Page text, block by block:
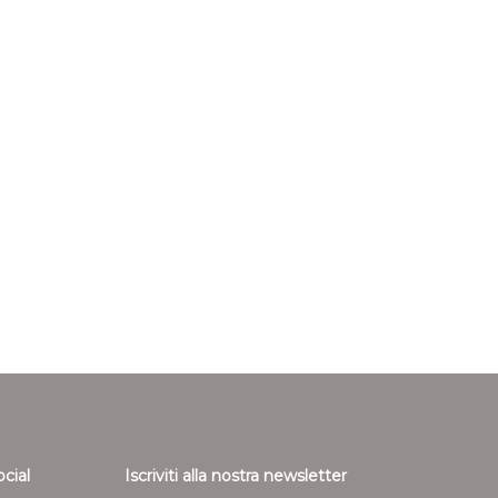
Iscriviti alla nostra newsletter